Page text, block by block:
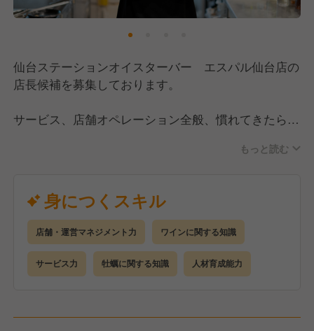
■お客さんからの感謝の気持ちをダイレクトに。
オープンキッチンのため、キッチンスタッフもお客さ
んと気さくにコミュニケーションを取っています。自
分の作った料理をお客さんが美味しそうに食べている
場面を直接見れたり、実際に“美味しかったよ”とキッ
チンへも声を掛けてもらえたり。
“目の前のお客さんから直接感謝の言葉をいただけ
る”ので働く楽しさ、やりがいを感じやすいんです♪
現場業務が多すぎるとスタッフの負担となり、残業が
多く発生してまったり
スタッフ教育やマネジメント・数値管理など、本来優
先すべき業務が疎かになったりと逆効果。当社で
は“動画によるマニュアルやオペレーション整備”もさ
仙台ステーションオイスターバー エスパル仙台店の
店長候補を募集しております。
サービス、店舗オペレーション全般、慣れてきたら人
仙台駅改札すぐの立地で、通勤も便利です！
もっと読む
身につくスキル
店舗・運営マネジメント力 ワインに関する知識
サービス力 牡蠣に関する知識 人材育成能力